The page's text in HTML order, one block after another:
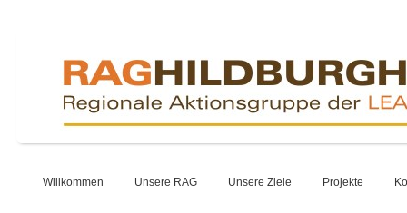
Willkommen Unsere RAG Unsere Ziele Projekte